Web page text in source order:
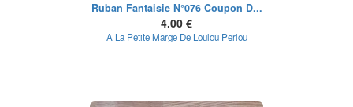
Ruban Fantaisie N°076 Coupon D...
4.00 €
A La Petite Marge De Loulou Perlou